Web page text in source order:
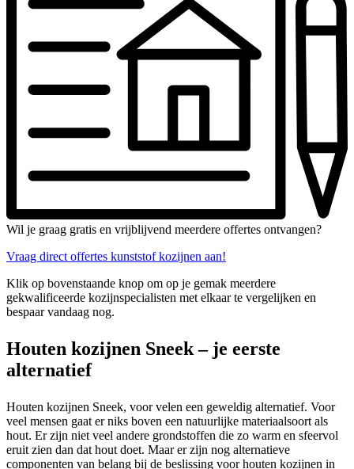
Wil je graag gratis en vrijblijvend meerdere offertes ontvangen?
Vraag direct offertes kunststof kozijnen aan!
Klik op bovenstaande knop om op je gemak meerdere
gekwalificeerde kozijnspecialisten met elkaar te vergelijken en
bespaar vandaag nog.
Houten kozijnen Sneek – je eerste
alternatief
Houten kozijnen Sneek, voor velen een geweldig alternatief. Voor
veel mensen gaat er niks boven een natuurlijke materiaalsoort als
hout. Er zijn niet veel andere grondstoffen die zo warm en sfeervol
eruit zien dan dat hout doet. Maar er zijn nog alternatieve
componenten van belang bij de beslissing voor houten kozijnen in